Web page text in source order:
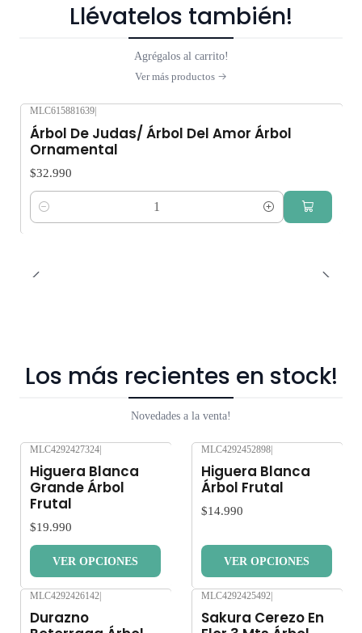
Llévatelos también!
Agrégalos al carrito!
Ver más productos
MLC615881639
Árbol De Judas/ Árbol Del Amor Árbol
Ornamental
$32.990
Cantidad
Los más recientes en stock!
Novedades a la venta!
MLC4292427324|
Higuera Blanca
Grande Árbol
Frutal
$19.990
VER OPCIONES
MLC4292452898|
Higuera Blanca
Árbol Frutal
$14.990
VER OPCIONES
MLC4292426142
Durazno
MLC4292425492
Sakura Cerezo En